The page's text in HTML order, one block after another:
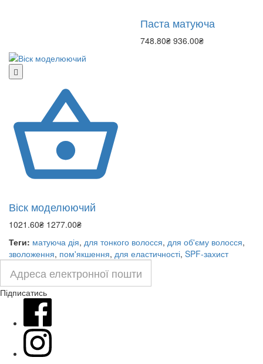
Паста матуюча
748.80₴ 936.00₴
Віск моделюючий
1021.60₴ 1277.00₴
Теги: матуюча дія, для тонкого волосся, для об'єму волосся,
зволоження, пом'якшення, для еластичності, SPF-захист
Підписатись